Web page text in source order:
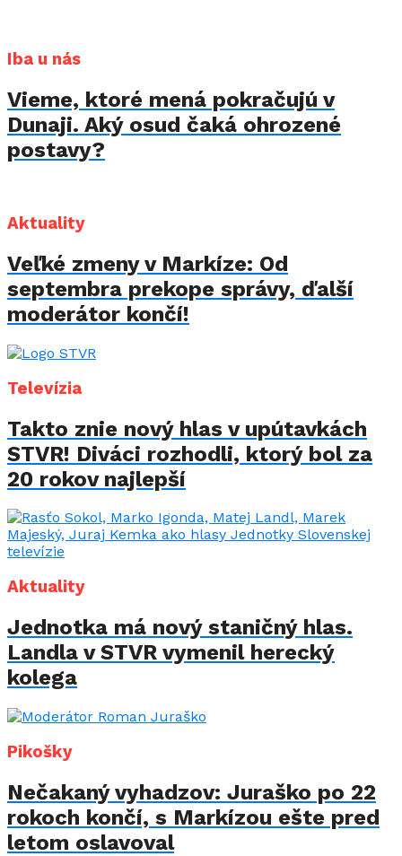
Iba u nás
Vieme, ktoré mená pokračujú v
Dunaji. Aký osud čaká ohrozené
postavy?
Aktuality
Veľké zmeny v Markíze: Od
septembra prekope správy, ďalší
moderátor končí!
Televízia
Takto znie nový hlas v upútavkách
STVR! Diváci rozhodli, ktorý bol za
20 rokov najlepší
Aktuality
Jednotka má nový staničný hlas.
Landla v STVR vymenil herecký
kolega
Pikošky
Nečakaný vyhadzov: Juraško po 22
rokoch končí, s Markízou ešte pred
letom oslavoval